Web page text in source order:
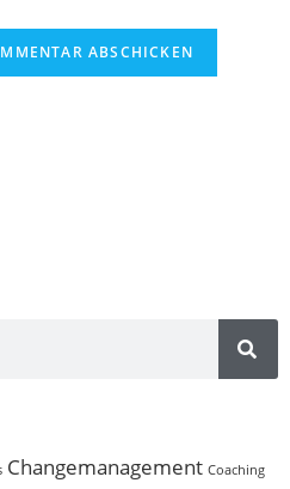
Changemanagement Coaching